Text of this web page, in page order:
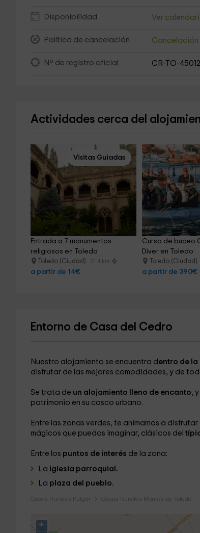
Disponibilidad Ver
Política de cancelación
Nº de registro oficial CR-TO-
Actividades cerca del
Visitas Guiadas
Entrada a 7 monumentos
religiosos en Toledo
Toledo (Ciudad) 21.4 km
a partir de 14€
Curso de buceo
Diver en Toledo
Toledo (Ciudad)
a partir de 390€
Entorno de Casa del Cedro
Nuestro alojamiento se encuentra d entro de la
disfrutar de las mejores comodidades, y de
Se trata de un alojamiento lleno de encanto,
patrimonio en su casco urbano.
Entre las zonas verdes, te animamos a disfrutar
mágicos que puedas imaginar, clásicos del
Entre los puntos de interés de la zona:
La iglesia parroquial.
La plaza del pueblo.
Casas Rurales Pulgar Casas Rurales Montes de Toledo
+